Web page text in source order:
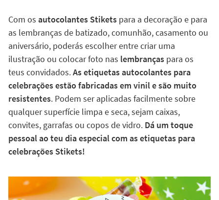
Com os autocolantes Stiketspara a decoração e para
as lembranças de batizado, comunhão, casamento ou
aniversário, poderás escolher entre criar uma
ilustração ou colocar foto nas lembrançaspara os
teus convidados.As etiquetas autocolantes para
celebrações estão fabricadas em vinil e são muito
resistentes. Podem ser aplicadas facilmente sobre
qualquer superfície limpa e seca, sejam caixas,
convites, garrafas ou copos de vidro. Dá um toque
pessoal ao teu dia especial com as etiquetas para
celebrações Stikets!